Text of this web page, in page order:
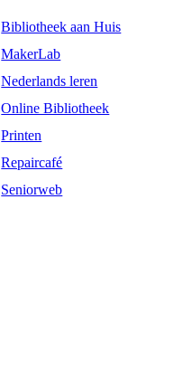
Bibliotheek aan Huis
MakerLab
Nederlands leren
Online Bibliotheek
Printen
Repaircafé
Seniorweb